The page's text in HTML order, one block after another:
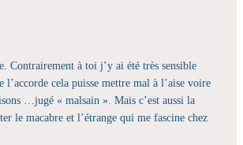
Contrairement à toi j’y ai été très sensible
l’accorde cela puisse mettre mal à l’aise voire
…jugé « malsain ». Mais c’est aussi la
le macabre et l’étrange qui me fascine chez